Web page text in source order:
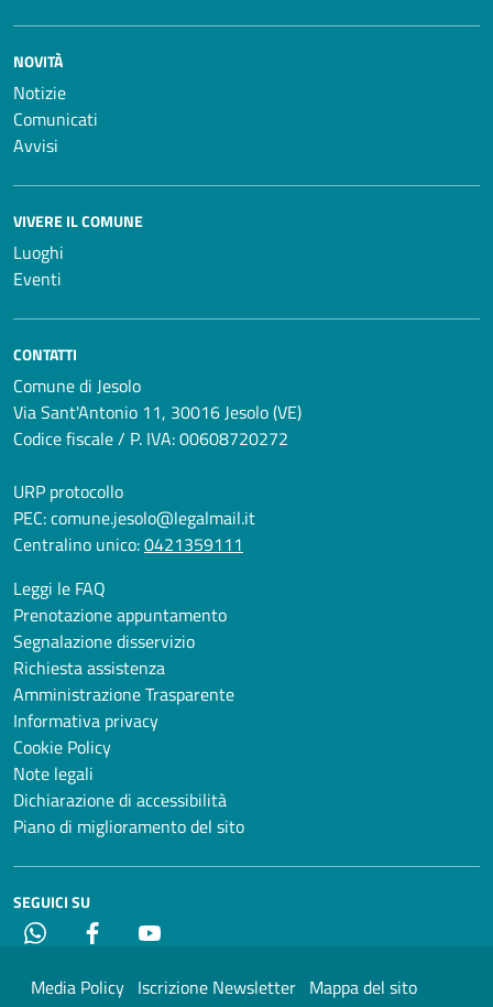
NOVITÀ
Notizie
Comunicati
Avvisi
VIVERE IL COMUNE
Luoghi
Eventi
CONTATTI
Comune di Jesolo
Via Sant'Antonio 11, 30016 Jesolo (VE)
Codice fiscale / P. IVA: 00608720272
URP protocollo
PEC:comune.jesolo@legalmail.it
Centralino unico:0421359111
Leggi le FAQ
Prenotazione appuntamento
Segnalazione disservizio
Richiesta assistenza
Amministrazione Trasparente
Informativa privacy
Cookie Policy
Note legali
Dichiarazione di accessibilità
Piano di miglioramento del sito
SEGUICI SU
Whatsapp Facebook
Media Policy Iscrizione Newsletter Mappa del sito